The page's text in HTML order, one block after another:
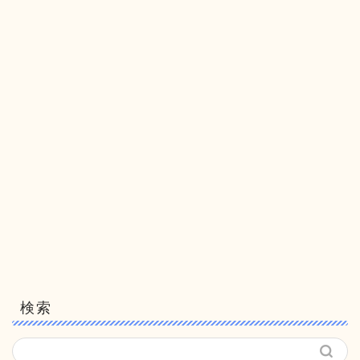
検索